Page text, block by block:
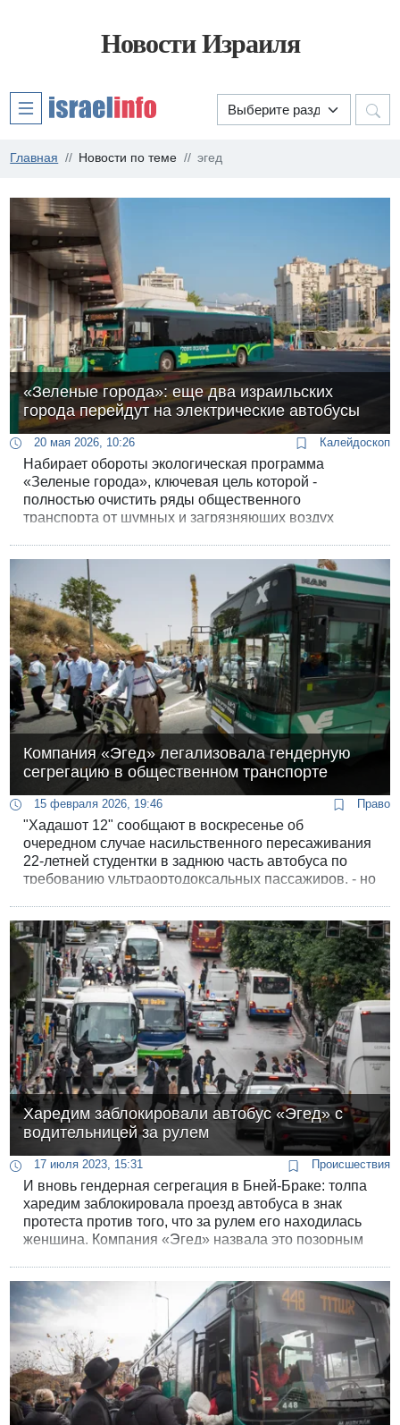
Новости Израиля
Главная Новости по теме эгед
«Зеленые города»: еще два израильских
города перейдут на электрические автобусы
20 мая 2026, 10:26 Калейдоскоп
Набирает обороты экологическая программа
«Зеленые города», ключевая цель которой -
полностью очистить ряды общественного
транспорта от шумных и загрязняющих воздух
в этом направлении были сделаны еще 2-3 года
назад, когда пилотные проекты развернули в
Кармиэле и Димоне.
Компания «Эгед» легализовала гендерную
сегрегацию в общественном транспорте
15 февраля 2026, 19:46 Право
"Хадашот 12" сообщают в воскресенье об
очередном случае насильственного пересаживания
22-летней студентки в заднюю часть автобуса по
требованию ультраортодоксальных пассажиров, - но
назвав его действия совершенно правильными.
Харедим заблокировали автобус «Эгед» с
водительницей за рулем
17 июля 2023, 15:31 Происшествия
И вновь гендерная сегрегация в Бней-Браке: толпа
харедим заблокировала проезд автобуса в знак
протеста против того, что за рулем его находилась
женщина. Компания «Эгед» назвала это позорным